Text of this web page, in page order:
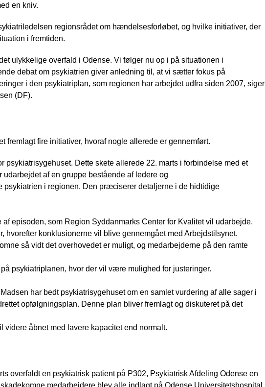
en kniv.
regionsrådet om hændelsesforløbet, og hvilke initiativer, der
i fremtiden.
ulykkelige overfald i Odense. Vi følger nu op i på situationen i
debat om psykiatrien giver anledning til, at vi sætter fokus på
i den psykiatriplan, som regionen har arbejdet udfra siden 2007, siger
(DF).
fremlagt fire initiativer, hvoraf nogle allerede er gennemført.
psykiatrisygehuset. Dette skete allerede 22. marts i forbindelse med et
af en gruppe bestående af ledere og
i regionen. Den præciserer detaljerne i de hidtidige
episoden, som Region Syddanmarks Center for Kvalitet vil udarbejde.
hvorefter konklusionerne vil blive gennemgået med Arbejdstilsynet.
så vidt det overhovedet er muligt, og medarbejderne på den ramte
psykiatriplanen, hvor der vil være mulighed for justeringer.
har bedt psykiatrisygehuset om en samlet vurdering af alle sager i
opfølgningsplan. Denne plan bliver fremlagt og diskuteret på det
videre åbnet med lavere kapacitet end normalt.
overfaldt en psykiatrisk patient på P302, Psykiatrisk Afdeling Odense en
medarbejdere blev alle indlagt på Odense Universitetshospital